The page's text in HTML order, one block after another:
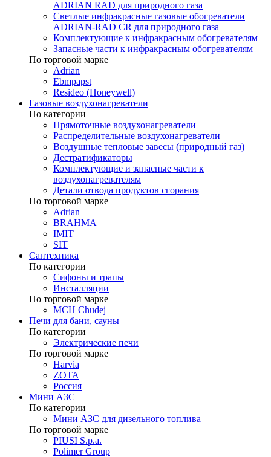
ADRIAN RAD для природного газа
Светлые инфракрасные газовые обогреватели
ADRIAN-RAD CR для природного газа
Комплектующие к инфракрасным обогревателям
Запасные части к инфракрасным обогревателям
По торговой марке
Adrian
Ebmpapst
Resideo (Honeywell)
Газовые воздухонагреватели
По категории
Прямоточные воздухонагреватели
Распределительные воздухонагреватели
Воздушные тепловые завесы (природный газ)
Дестратификаторы
Комплектующие и запасные части к
воздухонагревателям
Детали отвода продуктов сгорания
По торговой марке
Adrian
BRAHMA
IMIT
SIT
Сантехника
По категории
Сифоны и трапы
Инсталляции
По торговой марке
MCH Chudej
Печи для бани, сауны
По категории
Электрические печи
По торговой марке
Harvia
ZOTA
Россия
Мини АЗС
По категории
Мини АЗС для дизельного топлива
По торговой марке
PIUSI S.p.a.
Polimer Group